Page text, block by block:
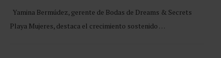
Yamina Bermúdez, gerente de Bodas de Dreams & Secrets
Playa Mujeres, destaca el crecimiento sostenido …